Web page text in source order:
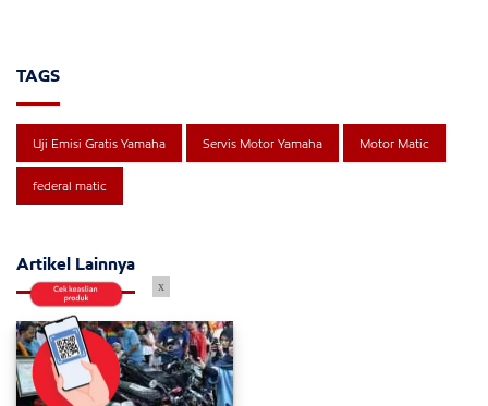
TAGS
Uji Emisi Gratis Yamaha Servis Motor Yamaha Motor Matic
federal matic
Artikel Lainnya
x